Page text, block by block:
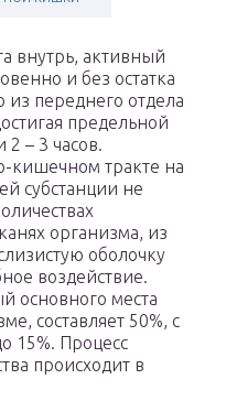
внутрь, активный
и без остатка
из переднего отдела
предельной
– 3 часов.
кишечном тракте на
субстанции не
организма, из
оболочку
воздействие.
основного места
составляет 50%, с
15%. Процесс
происходит в